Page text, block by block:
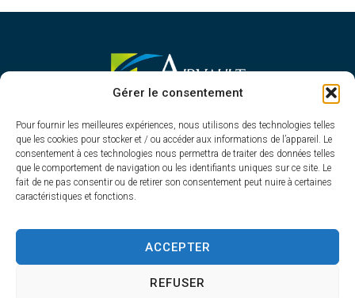
Gérer le consentement
Pour fournir les meilleures expériences, nous utilisons des technologies telles
que les cookies pour stocker et / ou accéder aux informations de l’appareil. Le
consentement à ces technologies nous permettra de traiter des données telles
que le comportement de navigation ou les identifiants uniques sur ce site. Le
fait de ne pas consentir ou de retirer son consentement peut nuire à certaines
caractéristiques et fonctions.
ACCEPTER
REFUSER
MAIRIE D'AIRVAULT
1 Rue Constant Balquet,
79600 Airvault
05 49 64 70 13
Contacter la mairie
Du lundi au vendredi
de 8h30 à 12h30 et de 13h45 à 17h30